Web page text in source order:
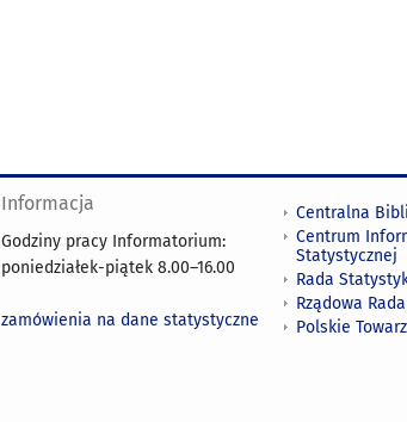
Informacja
Godziny pracy Informatorium:
poniedziałek-piątek 8.00–16.00
zamówienia na dane statystyczne
Centralna
Centrum
Statystycznej
Rada
Rządowa
Polskie